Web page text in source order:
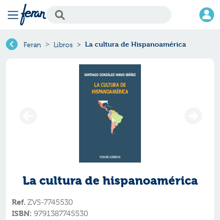
Feran Libros La cultura de Hispanoamérica
La cultura de hispanoamérica
Ref. ZVS-7745530
ISBN: 9791387745530